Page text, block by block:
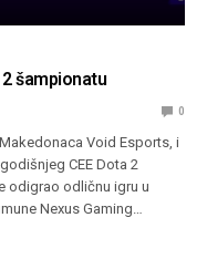
šampionatu
0
Void Esports, i
CEE Dota 2
odigrao odličnu igru u
Nexus Gaming…